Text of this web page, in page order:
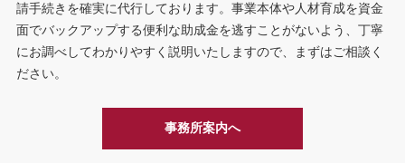
請手続きを確実に代行しております。事業本体や人材育成を資金
面でバックアップする便利な助成金を逃すことがないよう、丁寧
にお調べしてわかりやすく説明いたしますので、まずはご相談く
ださい。
事務所案内へ